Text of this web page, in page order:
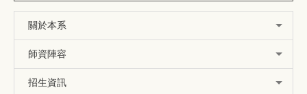
關於本系
師資陣容
招生資訊